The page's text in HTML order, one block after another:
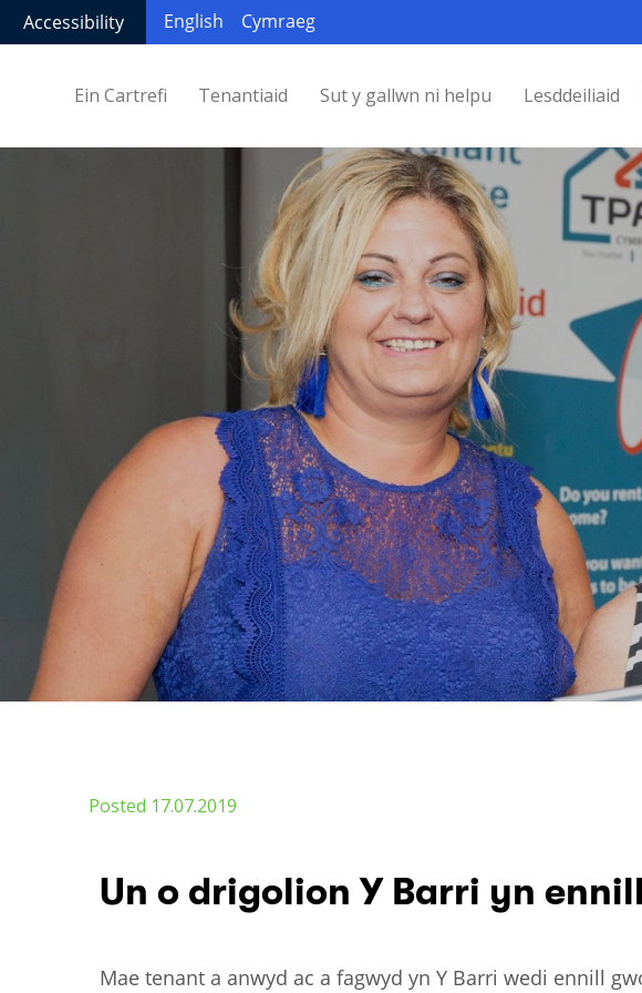
Accessibility English Cymraeg
Ein Cartrefi Tenantiaid Sut y gallwn ni helpu Lesddeiliaid
Posted 17.07.2019
Un o drigolion Y Barri yn
Mae tenant a anwyd ac a fagwyd yn Y Barri wedi ennill